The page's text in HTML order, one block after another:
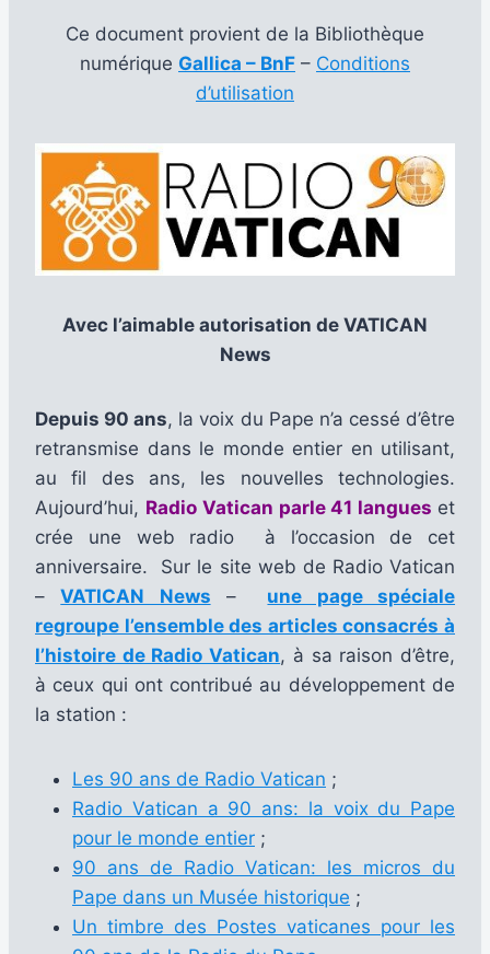
Ce document provient de la Bibliothèque
numérique Gallica – BnF – Conditions
d’utilisation
Avec l’aimable autorisation de VATICAN
News
Depuis 90 ans, la voix du Pape n’a cessé d’être
retransmise dans le monde entier en utilisant,
au fil des ans, les nouvelles technologies.
Aujourd’hui, Radio Vatican parle 41 langues et
crée une web radio à l’occasion de cet
anniversaire. Sur le site web de Radio Vatican
–VATICAN News – une page spéciale
regroupe l’ensemble des articles consacrés à
l’histoire de Radio Vatican, à sa raison d’être,
à ceux qui ont contribué au développement de
la station :
Les 90 ans de Radio Vatican ;
Radio Vatican a 90 ans: la voix du Pape
pour le monde entier ;
90 ans de Radio Vatican: les micros du
Pape dans un Musée historique ;
Un timbre des Postes vaticanes pour les